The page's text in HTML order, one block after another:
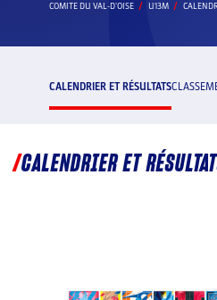
COMITE DU VAL-D'OISE
U13M
CALENDRIER ET RÉSULTATS
CALENDRIER ET